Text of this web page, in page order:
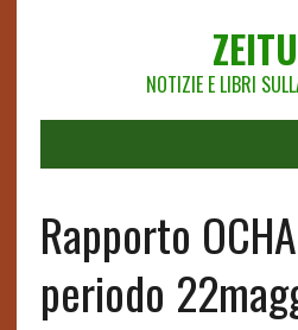
NOTIZIE E LIBRI
Rapporto
periodo